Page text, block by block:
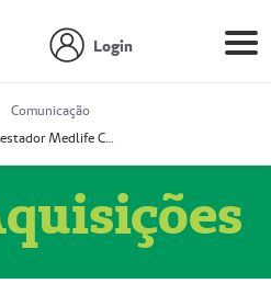
Login
Comunicação
Prestador Medlife Consultas e Diagnósticos (51004334-2)